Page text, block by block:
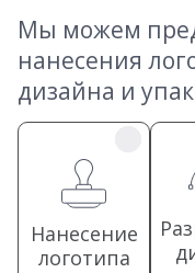
Мы можем
нанесения
дизайна и
Нанесение
логотипа